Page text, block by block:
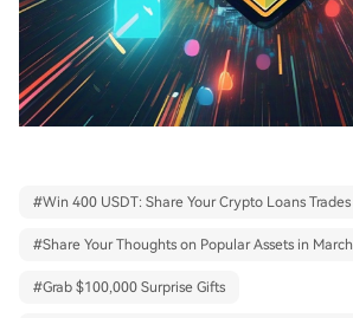
#Win 400 USDT: Share Your Crypto Loans Trades
#Share Your Thoughts on Popular Assets in March
#Grab $100,000 Surprise Gifts